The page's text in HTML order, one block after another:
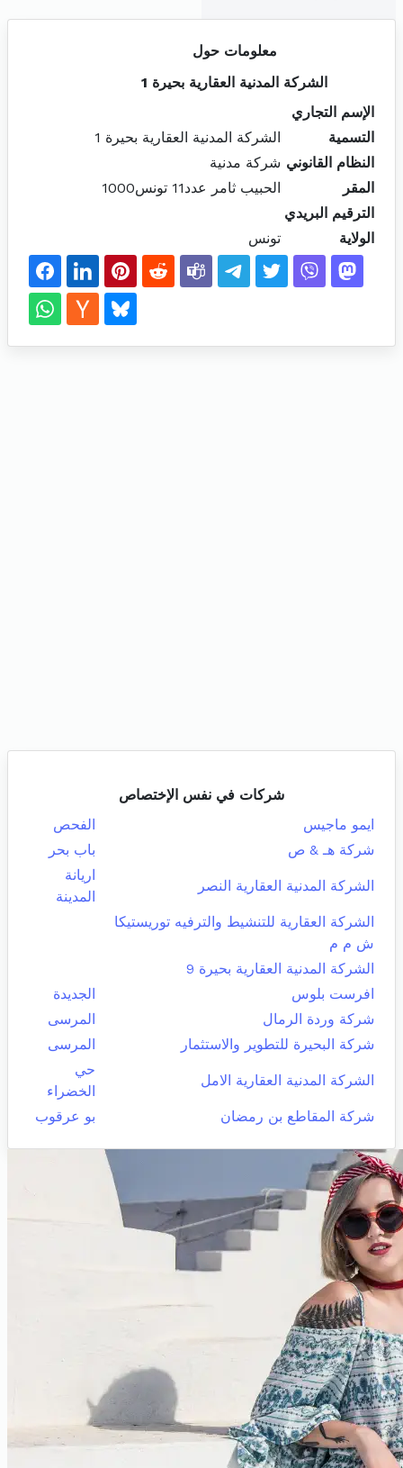
معلومات حول
الشركة المدنية العقارية بحيرة 1
الإسم التجاري
التسمية
الشركة المدنية العقارية بحيرة 1
النظام القانوني شركة مدنية
المقر
الحبيب ثامر عدد11 تونس1000
الترقيم البريدي
الولاية
تونس
شركات في نفس الإختصاص
ايمو ماجيس
الفحص
شركة هـ & ص
باب بحر
الشركة المدنية العقارية النصر
اريانة
المدينة
الشركة العقارية للتنشيط والترفيه توريستيكا
ش م م
الشركة المدنية العقارية بحيرة 9
افرست بلوس
الجديدة
شركة وردة الرمال
المرسى
شركة البحيرة للتطوير والاستثمار
المرسى
الشركة المدنية العقارية الامل
حي
الخضراء
شركة المقاطع بن رمضان
بو عرقوب